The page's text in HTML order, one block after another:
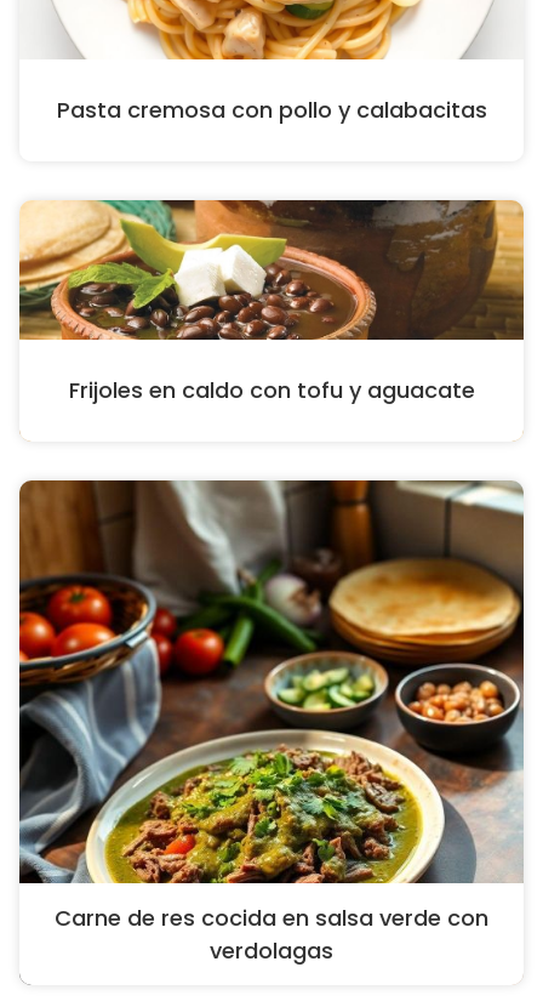
Pasta cremosa con pollo y calabacitas
Frijoles en caldo con tofu y aguacate
Carne de res cocida en salsa verde con
verdolagas